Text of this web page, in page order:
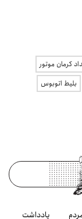
کرمان موتور
بلیط اتوبوس
یادداشت